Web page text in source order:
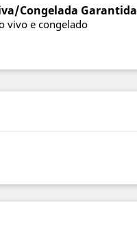
Congelada Garantida
vivo e congelado